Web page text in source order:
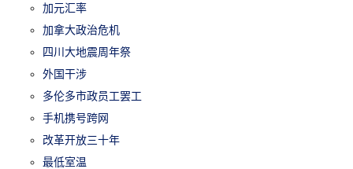
加元汇率
加拿大政治危机
四川大地震周年祭
外国干涉
多伦多市政员工罢工
手机携号跨网
改革开放三十年
最低室温